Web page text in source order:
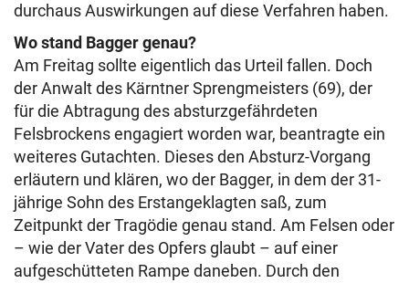
durchaus Auswirkungen auf diese Verfahren haben.
Wo stand Bagger genau?
Am Freitag sollte eigentlich das Urteil fallen. Doch
der Anwalt des Kärntner Sprengmeisters (69), der
für die Abtragung des absturzgefährdeten
Felsbrockens engagiert worden war, beantragte ein
weiteres Gutachten. Dieses den Absturz-Vorgang
erläutern und klären, wo der Bagger, in dem der 31-
jährige Sohn des Erstangeklagten saß, zum
Zeitpunkt der Tragödie genau stand. Am Felsen oder
– wie der Vater des Opfers glaubt – auf einer
aufgeschütteten Rampe daneben. Durch den